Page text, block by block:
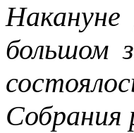
большом
Собрания